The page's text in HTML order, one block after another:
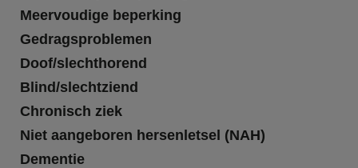
Meervoudige beperking
Gedragsproblemen
Doof/slechthorend
Blind/slechtziend
Chronisch ziek
Niet aangeboren hersenletsel (NAH)
Dementie